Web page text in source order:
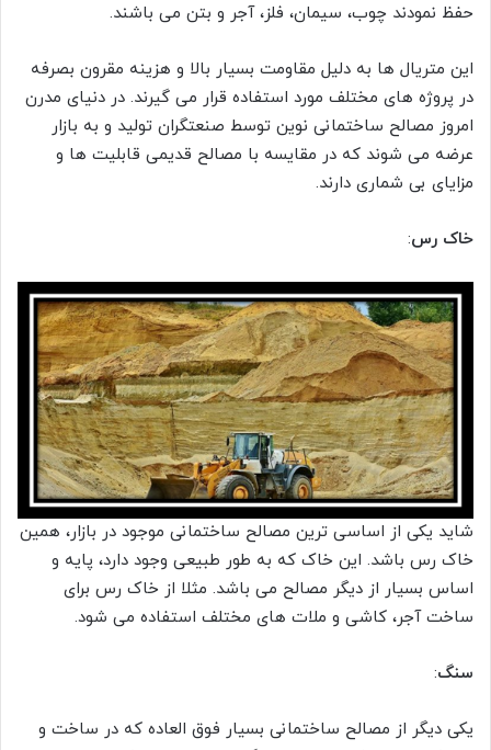
حفظ نمودند چوب، سیمان، فلز، آجر و بتن می باشند.
این متریال ها به دلیل مقاومت بسیار بالا و هزینه مقرون بصرفه
در پروژه های مختلف مورد استفاده قرار می گیرند. در دنیای مدرن
امروز مصالح ساختمانی نوین توسط صنعتگران تولید و به بازار
عرضه می شوند که در مقایسه با مصالح قدیمی قابلیت ها و
مزایای بی شماری دارند.
خاک رس:
شاید یکی از اساسی ترین مصالح ساختمانی موجود در بازار، همین
خاک رس باشد. این خاک که به طور طبیعی وجود دارد، پایه و
اساس بسیار از دیگر مصالح می باشد. مثلا از خاک رس برای
ساخت آجر، کاشی و ملات های مختلف استفاده می شود.
سنگ:
یکی دیگر از مصالح ساختمانی بسیار فوق العاده که در ساخت و